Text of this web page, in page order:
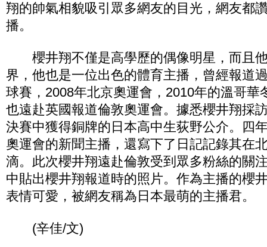
翔的帥氣相貌吸引眾多網友的目光，網友都
播。
櫻井翔不僅是高學歷的偶像明星，而且
界，他也是一位出色的體育主播，曾經報道
球賽，2008年北京奧運會，2010年的溫哥華
也遠赴英國報道倫敦奧運會。據悉櫻井翔採
決賽中獲得銅牌的日本高中生荻野公介。四
奧運會的新聞主播，還寫下了日記記錄其在
滴。此次櫻井翔遠赴倫敦受到眾多粉絲的關
中貼出櫻井翔報道時的照片。作為主播的櫻
表情可愛，被網友稱為日本最萌的主播君。
(辛佳/文)